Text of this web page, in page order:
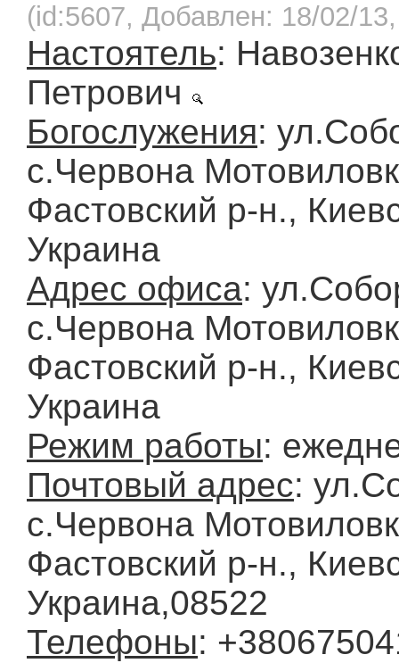
(id:5607, Добавлен: 18/02/
Настоятель:
Петрович
Богослужения:
с.Червона
Фастовский р-н.,
Украина
Адрес офиса:
с.Червона
Фастовский р-н.,
Украина
Режим работы:
Почтовый адрес:
с.Червона
Фастовский р-н.,
Украина,08522
Телефоны: